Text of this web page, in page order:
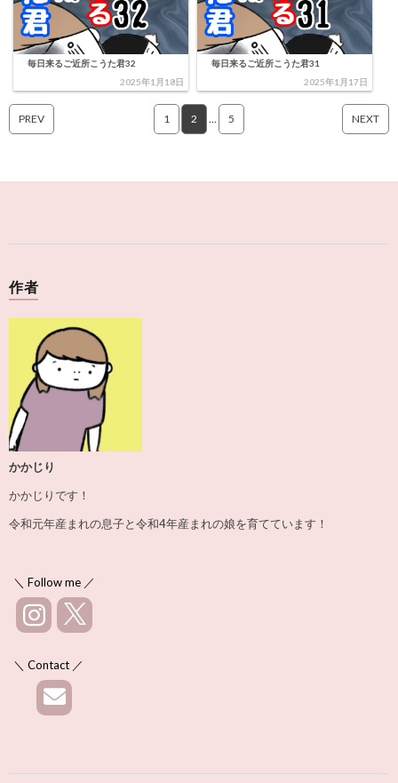
毎日来るご近所こうた君32
2025年1月18日
毎日来るご近所こうた君31
2025年1月17日
PREV 1 2 5 NEXT
作者
かかじり
かかじりです！
令和元年産まれの息子と令和4年産まれの娘を育てています！
＼ Follow me ／
＼ Contact ／